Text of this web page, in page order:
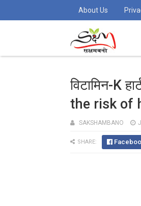
About Us
विटामिन-K
the risk of
SAKSHAMBANO
SHARE: